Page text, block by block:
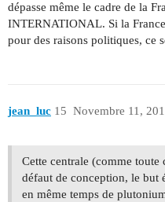
dépasse même le cadre de la
INTERNATIONAL. Si la
pour des raisons politiques, ce
jean_luc Novembre 11,
15
Cette centrale (comme
défaut de conception, le but
en même temps de